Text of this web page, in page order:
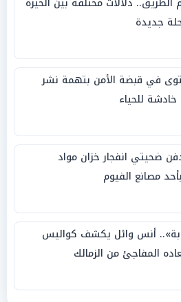
جديدة
في قبضة الأمن بتهمة نشر
للحياء
ضحيتي انفجار خزان مواد
مصانع الفيوم
أنس وائل يكشف كواليس
المفاجئ من الزمالك